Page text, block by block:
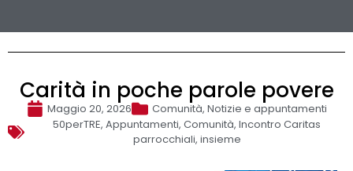
Carità in poche parole povere
Maggio 20, 2026 Comunità, Notizie e appuntamenti
50perTRE, Appuntamenti, Comunità, Incontro Caritas
parrocchiali, insieme